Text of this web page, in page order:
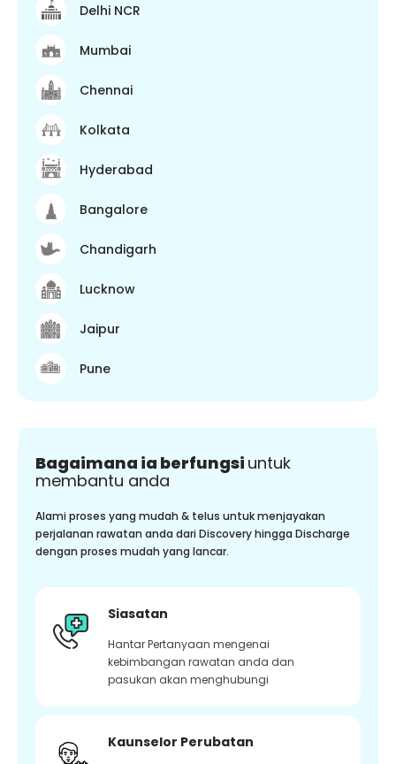
Delhi NCR
Mumbai
Chennai
Kolkata
Hyderabad
Bangalore
Chandigarh
Lucknow
Jaipur
Pune
Bagaimana ia berfungsi untuk
membantu anda
Alami proses yang mudah & telus untuk menjayakan
perjalanan rawatan anda dari Discovery hingga Discharge
dengan proses mudah yang lancar.
Siasatan
Hantar Pertanyaan mengenai
kebimbangan rawatan anda dan
pasukan akan menghubungi
Kaunselor Perubatan